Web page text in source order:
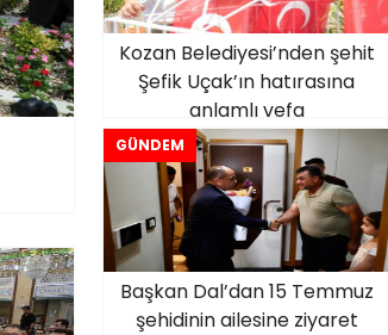
Kozan Belediyesi’nden şehit
Şefik Uçak’ın hatırasına
anlamlı vefa
GÜNDEM
Başkan Dal’dan 15 Temmuz
şehidinin ailesine ziyaret